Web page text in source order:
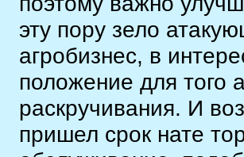
эту пору зело
агробизнес, в
положение для того
раскручивания. И
пришел срок нате